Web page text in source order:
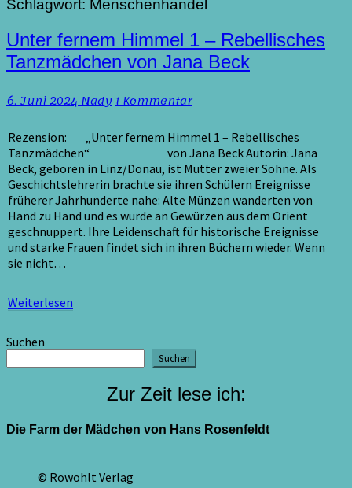
Schlagwort: Menschenhandel
Unter
fernem
Himmel
–
Tanzmädchen
von
Jana
Beck
Unter fernem Himmel 1 – Rebellisches
Tanzmädchen von Jana Beck
6. Juni 2024NadyKommentare
1 Kommentar
Rezension: „Unter fernem Himmel 1 – Rebellisches
Tanzmädchen“ von Jana Beck Autorin: Jana
Beck, geboren in Linz/Donau, ist Mutter zweier Söhne. Als
Geschichtslehrerin brachte sie ihren Schülern Ereignisse
früherer Jahrhunderte nahe: Alte Münzen wanderten von
Hand zu Hand und es wurde an Gewürzen aus dem Orient
geschnuppert. Ihre Leidenschaft für historische Ereignisse
und starke Frauen findet sich in ihren Büchern wieder. Wenn
sie nicht…
Weiterlesen
Suchen
Suchen
Zur Zeit lese ich:
Die Farm der Mädchen von Hans Rosenfeldt
© Rowohlt Verlag